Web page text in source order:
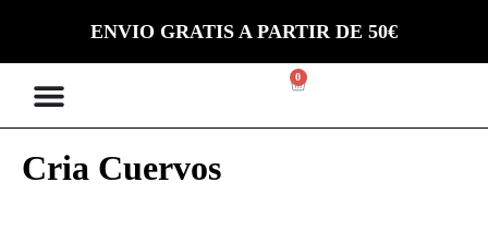
ENVIO GRATIS A PARTIR DE 50€
0
Cria Cuervos